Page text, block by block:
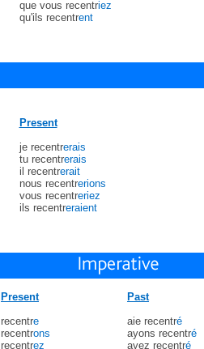
que vous recentriez
qu'ils recentrent
Present
je recentrerais
tu recentrerais
il recentrerait
nous recentrerions
vous recentreriez
ils recentreraient
Present
recentre
recentrons
recentrez
Past
aie recentré
ayons recentré
ayez recentré